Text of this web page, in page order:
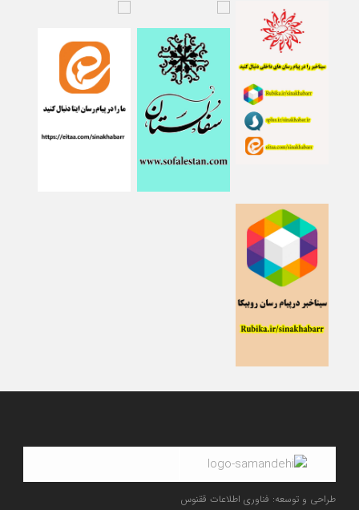
طراحی و توسعه: فناوری اطلاعات ققنوس